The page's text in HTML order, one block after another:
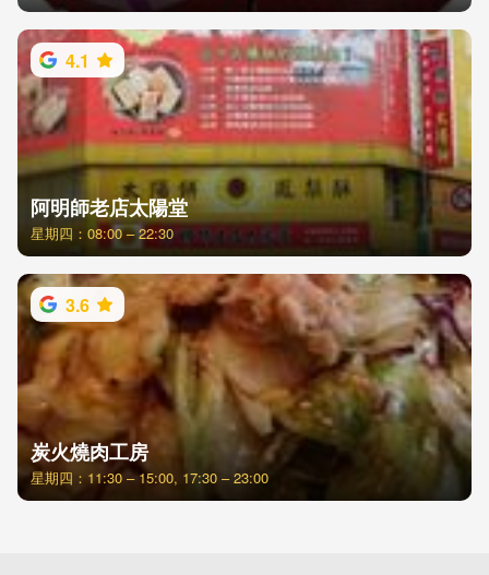
4.1
阿明師老店太陽堂
星期四：08:00 – 22:30
3.6
炭火燒肉工房
星期四：11:30 – 15:00, 17:30 – 23:00